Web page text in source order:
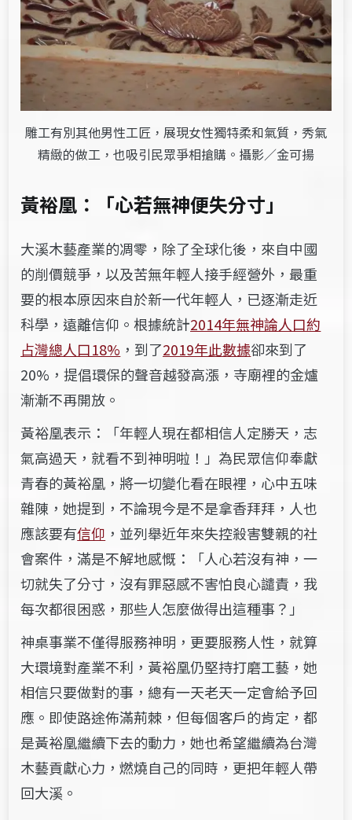
雕工有別其他男性工匠，展現女性獨特柔和氣質，秀氣
精緻的做工，也吸引民眾爭相搶購。攝影／金可揚
黃裕凰：「心若無神便失分寸」
大溪木藝產業的凋零，除了全球化後，來自中國
的削價競爭，以及苦無年輕人接手經營外，最重
要的根本原因來自於新一代年輕人，已逐漸走近
科學，遠離信仰。根據統計2014年無神論人口約
占灣總人口18% ，到了2019年此數據卻來到了
20%，提倡環保的聲音越發高漲，寺廟裡的金爐
漸漸不再開放。
黃裕凰表示：「年輕人現在都相信人定勝天，志
氣高過天，就看不到神明啦！」為民眾信仰奉獻
青春的黃裕凰，將一切變化看在眼裡，心中五味
雜陳，她提到，不論現今是不是拿香拜拜，人也
應該要有信仰 ，並列舉近年來失控殺害雙親的社
會案件，滿是不解地感慨：「人心若沒有神，一
切就失了分寸，沒有罪惡感不害怕良心譴責，我
每次都很困惑，那些人怎麼做得出這種事？」
神桌事業不僅得服務神明，更要服務人性，就算
大環境對產業不利，黃裕凰仍堅持打磨工藝，她
相信只要做對的事，總有一天老天一定會給予回
應。即使路途佈滿荊棘，但每個客戶的肯定，都
是黃裕凰繼續下去的動力，她也希望繼續為台灣
木藝貢獻心力，燃燒自己的同時，更把年輕人帶
回大溪。